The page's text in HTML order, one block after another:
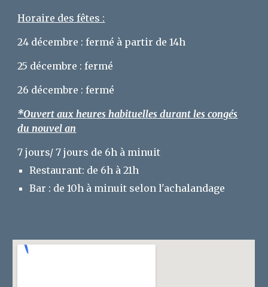
Horaire des fêtes :
24 décembre : fermé à partir de 14h
25 décembre : fermé
26 décembre : fermé
*Ouvert aux heures habituelles durant les congés
du nouvel an
7 jours/ 7 jours de 6h à minuit
Restaurant: de 6h à 21h
Bar : de 10h à minuit selon l'achalandage